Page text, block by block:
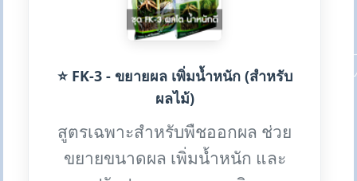
⭐ FK-3 - ขยายผล เพิ่มน้ำหนัก (สำหรับ
ผลไม้)
สูตรเฉพาะสำหรับพืชออกผล ช่วย
ขยายขนาดผล เพิ่มน้ำหนัก และ